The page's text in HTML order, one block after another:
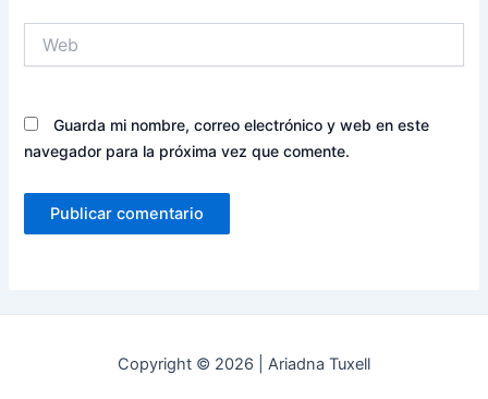
Guarda mi nombre, correo electrónico y web en este
navegador para la próxima vez que comente.
Copyright © 2026 | Ariadna Tuxell